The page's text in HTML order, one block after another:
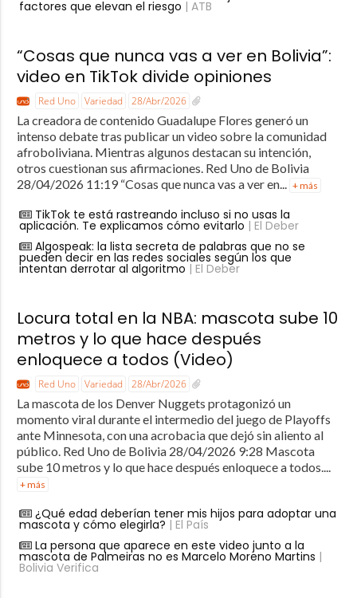
factores que elevan el riesgo | ATB
“Cosas que nunca vas a ver en Bolivia”:
video en TikTok divide opiniones
Red Uno Variedad 28/Abr/2026
La creadora de contenido Guadalupe Flores generó un
intenso debate tras publicar un video sobre la comunidad
afroboliviana. Mientras algunos destacan su intención,
otros cuestionan sus afirmaciones. Red Uno de Bolivia
28/04/2026 11:19 “Cosas que nunca vas a ver en... + más
TikTok te está rastreando incluso si no usas la
aplicación. Te explicamos cómo evitarlo | El Deber
Algospeak: la lista secreta de palabras que no se
pueden decir en las redes sociales según los que
intentan derrotar al algoritmo | El Deber
Locura total en la NBA: mascota sube 10
metros y lo que hace después
enloquece a todos (Video)
Red Uno Variedad 28/Abr/2026
La mascota de los Denver Nuggets protagonizó un
momento viral durante el intermedio del juego de Playoffs
ante Minnesota, con una acrobacia que dejó sin aliento al
público. Red Uno de Bolivia 28/04/2026 9:28 Mascota
sube 10 metros y lo que hace después enloquece a todos....
+ más
¿Qué edad deberían tener mis hijos para adoptar una
mascota y cómo elegirla? | El País
La persona que aparece en este video junto a la
mascota de Palmeiras no es Marcelo Moreno Martins |
Bolivia Verifica